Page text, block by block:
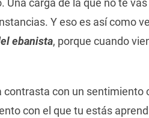
carga de la que no te
Y eso es así como
ebanista, porque cuando
con un sentimiento
con el que tu estás